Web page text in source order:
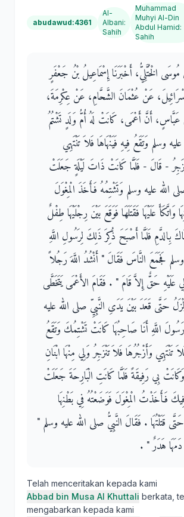
abudawud:4361
Al-
Albani:
Sahih
Muhammad
Muhyi Al-Din
Abdul Hamid:
Sahih
الْخُتَّلِيُّ، أَخْبَرَنَا إِسْمَاعِيلُ بْنُ جَعْفَرٍ
عَنْ عُثْمَانَ الشَّحَّامِ، عَنْ عِكْرِمَةَ،
عَبَّاسٍ، أَنَّ أَعْمَى، كَانَتْ لَهُ أُمُّ وَلَدٍ تَشْتُمُ
وسلم وَتَقَعُ فِيهِ فَيَنْهَاهَا فَلاَ تَنْتَهِي
- قَالَ - فَلَمَّا كَانَتْ ذَاتَ لَيْلَةٍ جَعَلَتْ
الله عليه وسلم وَتَشْتِمُهُ فَأَخَذَ الْمِغْوَلَ
وَاتَّكَأَ عَلَيْهَا فَقَتَلَهَا فَوَقَعَ بَيْنَ رِجْلَيْهَا طِفْلٌ
بِالدَّمِ فَلَمَّا أَصْبَحَ ذُكِرَ ذَلِكَ لِرَسُولِ اللَّهِ
فَجَمَعَ النَّاسَ فَقَالَ ‏"‏ أَنْشُدُ اللَّهَ رَجُلاً
عَلَيْهِ حَقٌّ إِلاَّ قَامَ ‏"‏ ‏.‏ فَقَامَ الأَعْمَى يَتَخَطَّى
حَتَّى قَعَدَ بَيْنَ يَدَىِ النَّبِيِّ صلى الله عليه
اللَّهِ أَنَا صَاحِبُهَا كَانَتْ تَشْتِمُكَ وَتَقَعُ
تَنْتَهِي وَأَزْجُرُهَا فَلاَ تَنْزَجِرُ وَلِي مِنْهَا ابْنَانِ
وَكَانَتْ بِي رَفِيقَةً فَلَمَّا كَانَتِ الْبَارِحَةَ جَعَلَتْ
فَأَخَذْتُ الْمِغْوَلَ فَوَضَعْتُهُ فِي بَطْنِهَا
قَتَلْتُهَا ‏.‏ فَقَالَ النَّبِيُّ صلى الله عليه وسلم ‏"‏
دَمَهَا هَدَرٌ ‏"‏ ‏.‏
Telah menceritakan kepada kami
Abbad bin Musa Al Khuttali berkata,
mengabarkan kepada kami